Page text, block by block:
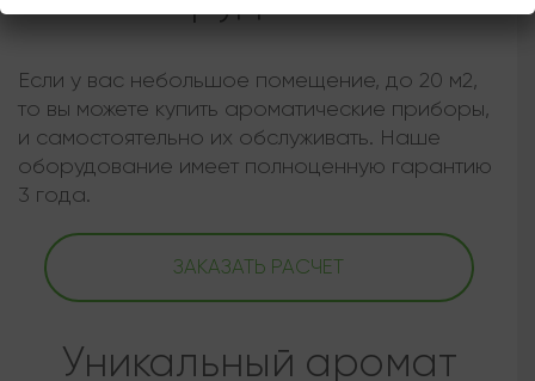
Если у вас небольшое помещение, до 20 м2,
то вы можете купить ароматические приборы,
и самостоятельно их обслуживать. Наше
оборудование имеет полноценную гарантию
3 года.
ЗАКАЗАТЬ РАСЧЕТ
Уникальный аромат